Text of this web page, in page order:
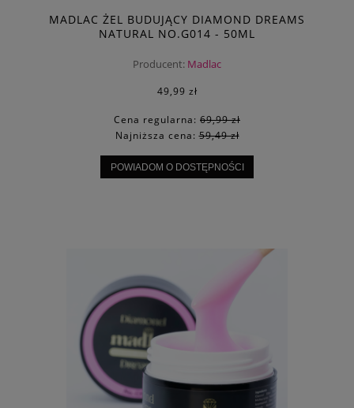
MADLAC ŻEL BUDUJĄCY DIAMOND DREAMS
NATURAL NO.G014 - 50ML
Producent: Madlac
49,99 zł
Cena regularna: 69,99 zł
Najniższa cena:59,49 zł
POWIADOM O DOSTĘPNOŚCI